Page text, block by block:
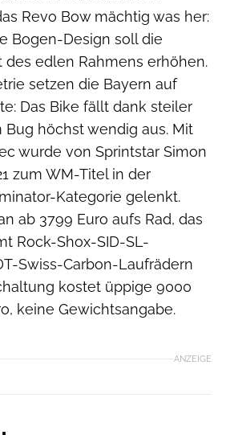
Revo Bow mächtig was her:
Bogen-Design soll die
des edlen Rahmens erhöhen.
setzen die Bayern auf
Das Bike fällt dank steiler
Bug höchst wendig aus. Mit
wurde von Sprintstar Simon
zum WM-Titel in der
Kategorie gelenkt.
ab 3799 Euro aufs Rad, das
Rock-Shox-SID-SL-
Swiss-Carbon-Laufrädern
kostet üppige 9000
keine Gewichtsangabe.
ANZEIGE